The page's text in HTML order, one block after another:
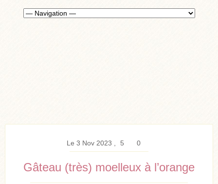
Le 3 Nov 2023 5 0
Gâteau (très) moelleux à l’orange